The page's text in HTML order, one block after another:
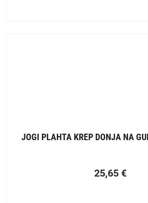
JOGI PLAHTA KREP DONJA NA
25,65 €